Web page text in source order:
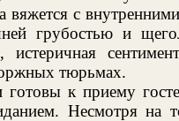
вяжется с
грубостью и
истеричная
тюрьмах.
к приему
Несмотря на